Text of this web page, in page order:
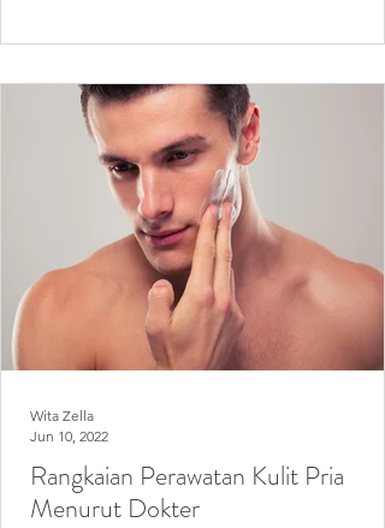
Rangkaian Perawatan Kulit Pria
Menurut Dokter
Wita Zella
Jun 10, 2022